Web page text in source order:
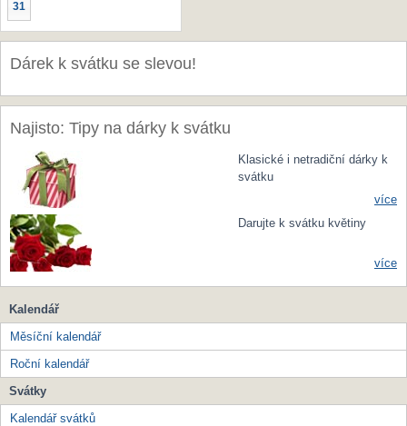
31
Dárek k svátku se slevou!
Najisto: Tipy na dárky k svátku
Klasické i netradiční dárky k
svátku
více
Darujte k svátku květiny
více
Kalendář
Měsíční kalendář
Roční kalendář
Svátky
Kalendář svátků